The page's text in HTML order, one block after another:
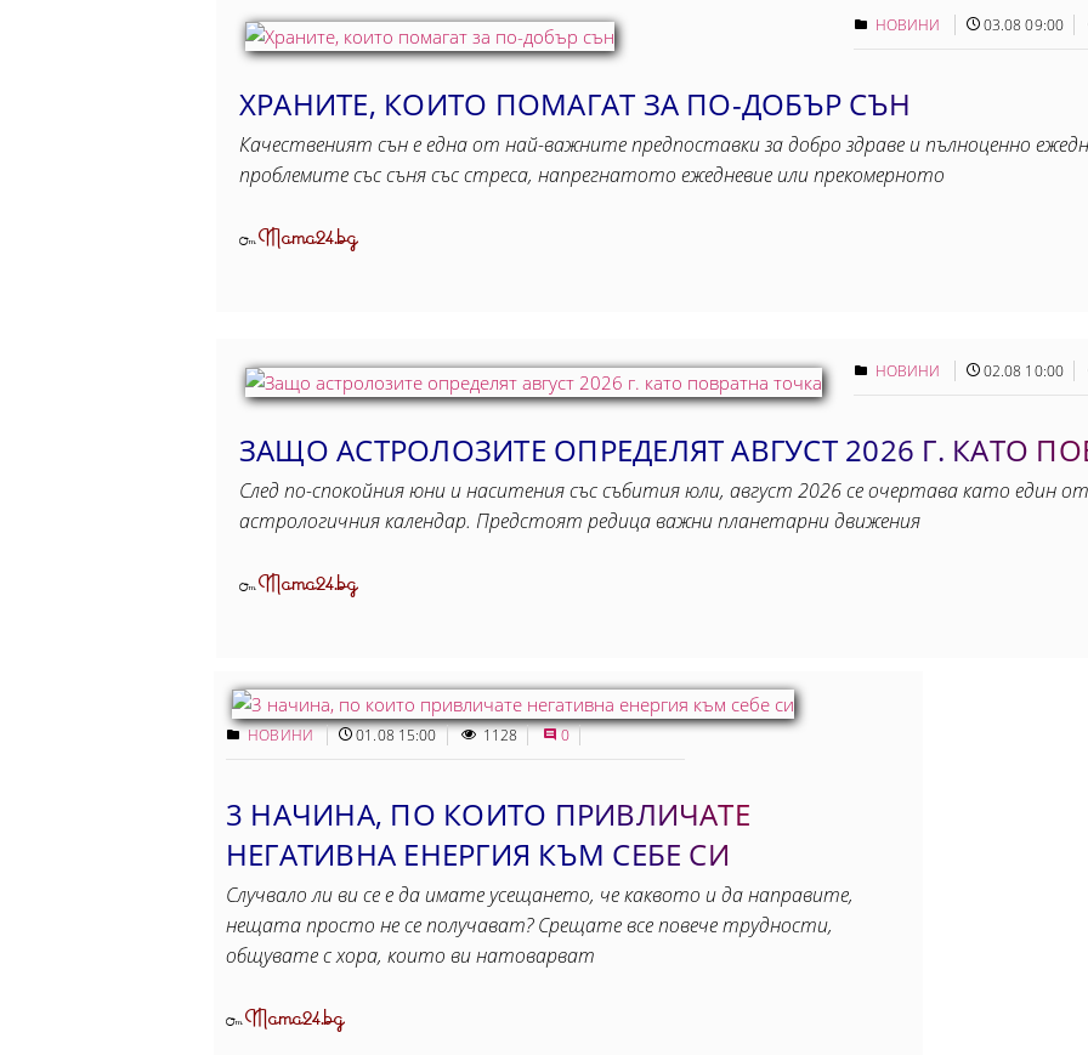
НОВИНИ 03.08 09:00
ХРАНИТЕ, КОИТО ПОМАГАТ ЗА ПО-ДОБЪР СЪН
Качественият сън е една от най-важните предпоставки за добро здраве и пълноценно
проблемите със съня със стреса, напрегнатото ежедневие или прекомерното
ОтMama24.bg
НОВИНИ 02.08 10:00
ЗАЩО АСТРОЛОЗИТЕ ОПРЕДЕЛЯТ АВГУСТ 2026 Г. КАТО
След по-спокойния юни и наситения със събития юли, август 2026 се очертава като един
астрологичния календар. Предстоят редица важни планетарни движения
ОтMama24.bg
НОВИНИ 01.08 15:00 1128 0
3 НАЧИНА, ПО КОИТО ПРИВЛИЧАТЕ
НЕГАТИВНА ЕНЕРГИЯ КЪМ СЕБЕ СИ
Случвало ли ви се е да имате усещането, че каквото и да направите,
нещата просто не се получават? Срещате все повече трудности,
общувате с хора, които ви натоварват
ОтMama24.bg